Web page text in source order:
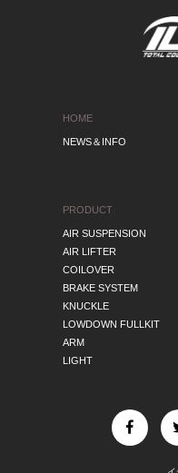
HOME
NEWS＆INFO
PRODUCT
AIR SUSPENSION
AIR LIFTER
COILOVER
BRAKE SYSTEM
KNUCKLE
LOWDOWN FULLKIT
ARM
LIGHT